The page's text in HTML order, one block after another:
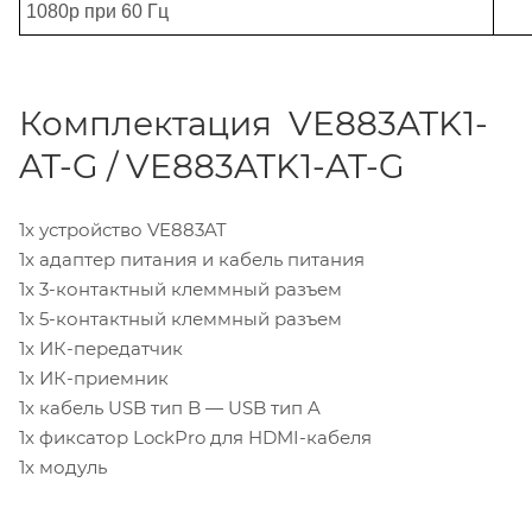
1080p при 60 Гц
Комплектация VE883ATK1-
AT-G / VE883ATK1-AT-G
1x устройство VE883AT
1x адаптер питания и кабель питания
1x 3-контактный клеммный разъем
1x 5-контактный клеммный разъем
1x ИК-передатчик
1x ИК-приемник
1x кабель USB тип B — USB тип A
1x фиксатор LockPro для HDMI-кабеля
1x модуль